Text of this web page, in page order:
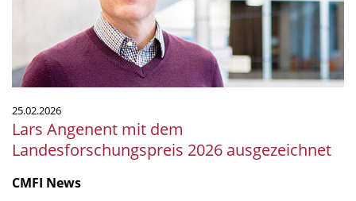
ausgezeichnet
25.02.2026
Lars Angenent mit dem
Landesforschungspreis 2026 ausgezeichnet
CMFI News